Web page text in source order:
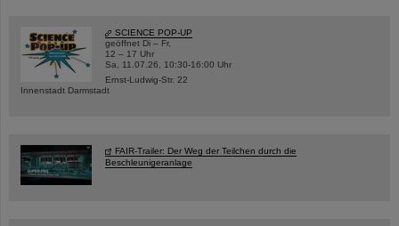
SCIENCE POP-UP
geöffnet Di – Fr,
12 – 17 Uhr
Sa, 11.07.26, 10:30-16:00 Uhr
Ernst-Ludwig-Str. 22
Innenstadt Darmstadt
FAIR-Trailer: Der Weg der Teilchen durch die
Beschleunigeranlage